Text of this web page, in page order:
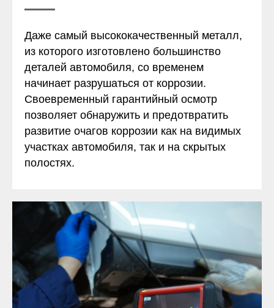
Даже самый высококачественный металл,
из которого изготовлено большинство
деталей автомобиля, со временем
начинает разрушаться от коррозии.
Своевременный гарантийный осмотр
позволяет обнаружить и предотвратить
развитие очагов коррозии как на видимых
участках автомобиля, так и на скрытых
полостях.